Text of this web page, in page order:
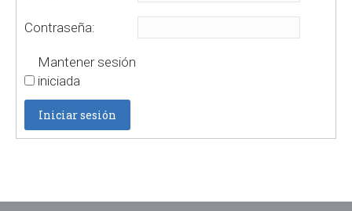
Contraseña:
Mantener sesión
iniciada
Iniciar sesión